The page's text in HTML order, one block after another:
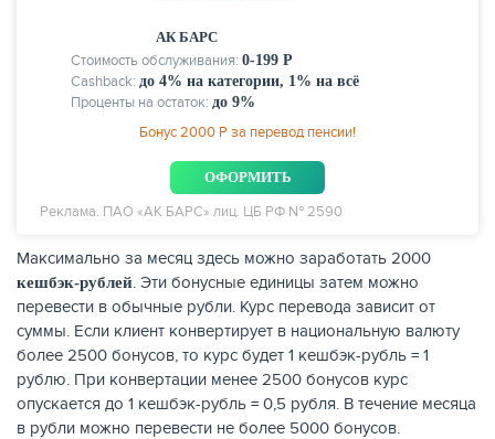
АК БАРС
Стоимость обслуживания: 0-199 Р
Cashback: до 4% на категории, 1% на всё
Проценты на остаток: до 9%
Бонус 2000 Р за перевод пенсии!
ОФОРМИТЬ
Реклама. ПАО «АК БАРС» лиц. ЦБ РФ № 2590
Максимально за месяц здесь можно заработать 2000
кешбэк-рублей. Эти бонусные единицы затем можно
перевести в обычные рубли. Курс перевода зависит от
суммы. Если клиент конвертирует в национальную валюту
более 2500 бонусов, то курс будет 1 кешбэк-рубль = 1
рублю. При конвертации менее 2500 бонусов курс
опускается до 1 кешбэк-рубль = 0,5 рубля. В течение месяца
в рубли можно перевести не более 5000 бонусов.